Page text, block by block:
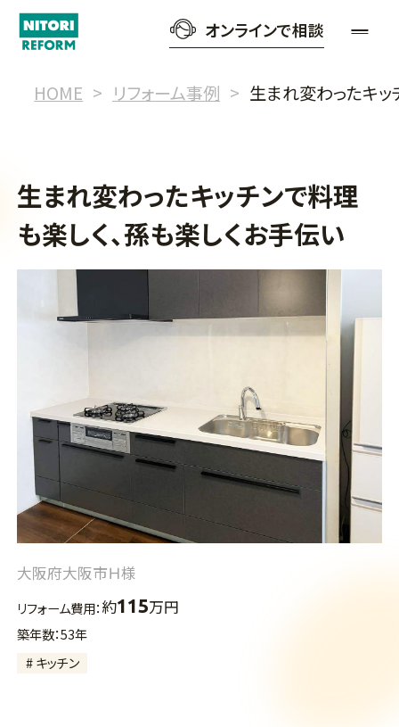
オンラインで相談
HOME リフォーム事例 生まれ変わったキッ
生まれ変わったキッチンで料理
も楽しく、孫も楽しくお手伝い
大阪府大阪市Ｈ様
リフォーム費用：約115万円
築年数：53年
# キッチン